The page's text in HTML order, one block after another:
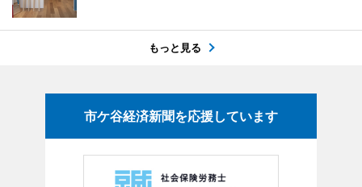
もっと見る
市ケ谷経済新聞を応援しています